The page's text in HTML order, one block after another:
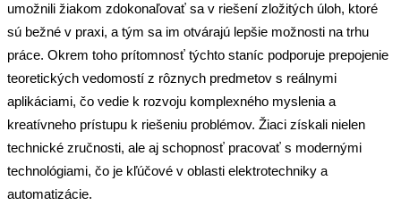
umožnili žiakom zdokonaľovať sa v riešení zložitých úloh, ktoré
sú bežné v praxi, a tým sa im otvárajú lepšie možnosti na trhu
práce. Okrem toho prítomnosť týchto staníc podporuje prepojenie
teoretických vedomostí z rôznych predmetov s reálnymi
aplikáciami, čo vedie k rozvoju komplexného myslenia a
kreatívneho prístupu k riešeniu problémov. Žiaci získali nielen
technické zručnosti, ale aj schopnosť pracovať s modernými
technológiami, čo je kľúčové v oblasti elektrotechniky a
automatizácie.